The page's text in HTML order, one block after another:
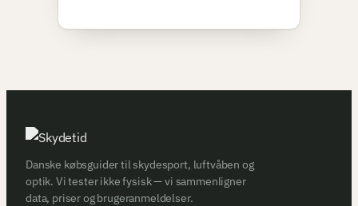
Danske købsguider til skydesport, luftvåben og
optik. Vi tester ikke fysisk — vi sammenligner
data, priser og brugeranmeldelser.